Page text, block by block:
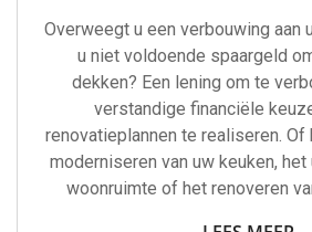
Overweegt u een verbouwing aan
u niet voldoende spaargeld
dekken? Een lening om te
verstandige financiële
renovatieplannen te realiseren. Of
moderniseren van uw keuken,
woonruimte of het renoveren